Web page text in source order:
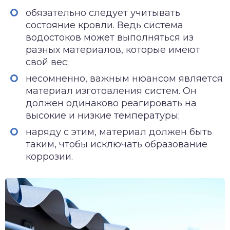
обязательно следует учитывать
состояние кровли. Ведь система
водостоков может выполняться из
разных материалов, которые имеют
свой вес;
несомненно, важным нюансом является
материал изготовления систем. Он
должен одинаково реагировать на
высокие и низкие температуры;
наряду с этим, материал должен быть
таким, чтобы исключать образование
коррозии.